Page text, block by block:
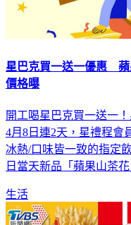
星巴克買一送一優惠 蘋
價格曝
開工喝星巴克買一送一
4月8日連2天，星禮程會
冰熱/口味皆一致的指定
日當天新品「蘋果山茶
生活